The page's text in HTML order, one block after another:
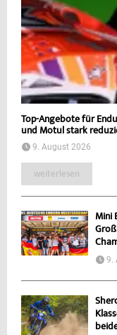
Top-Angebote für
und Motul stark
9. August 2026
weiterlesen
Mini
9.